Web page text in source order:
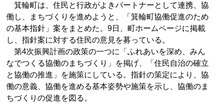
箕輪町は、住民と行政がよきパートナーとして連携、協
働し、まちづくりを進めようと、「箕輪町協働促進のため
の基本指針」案をまとめた。9日、町ホームページに掲載
し、指針案に対する住民の意見を募っている。
第4次振興計画の政策の一つに「ふれあいを深め、みん
なでつくる協働のまちづくり」を掲げ、「住民自治の確立
と協働の推進」を施策にしている。指針の策定により、協
働の意義、協働を進める基本姿勢や施策を示し、協働のま
ちづくりの促進を図る。